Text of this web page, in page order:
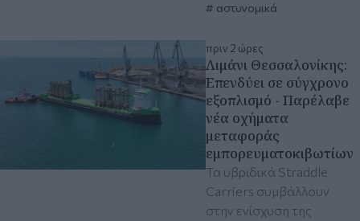
αστυνομικά
πριν 2 ώρες
Λιμάνι Θεσσαλονίκης:
Eπενδύει σε σύγχρονο
εξοπλισμό - Παρέλαβε
νέα οχήματα
μεταφοράς
εμπορευματοκιβωτίων
Τα υβριδικά Straddle
Carriers συμβάλλουν
στην ενίσχυση της